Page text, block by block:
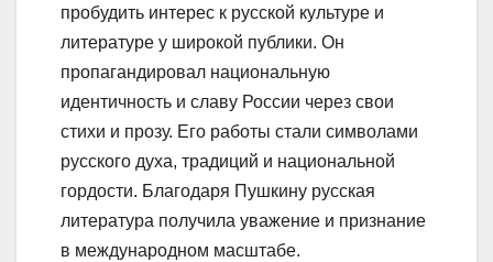
пробудить интерес к русской культуре и
литературе у широкой публики. Он
пропагандировал национальную
идентичность и славу России через свои
стихи и прозу. Его работы стали символами
русского духа, традиций и национальной
гордости. Благодаря Пушкину русская
литература получила уважение и признание
в международном масштабе.